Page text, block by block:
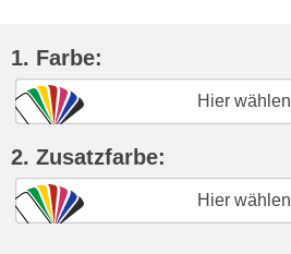
1. Farbe:
Hier wählen
2. Zusatzfarbe:
Hier wählen